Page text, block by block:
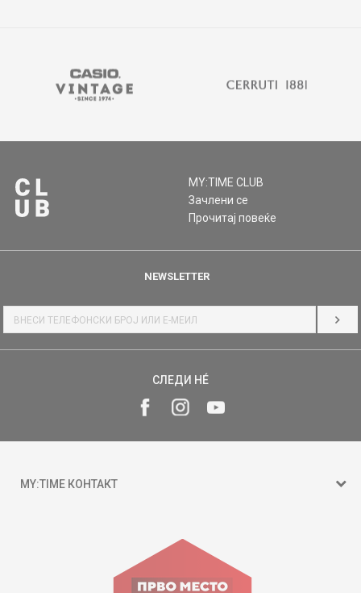
MY:TIME CLUB
Зачлени се
Прочитај повеќе
NEWSLETTER
СЛЕДИ НÉ
MY:TIME КОНТАКТ
ул. Гоце Николовски бр.74 Скопје
contact@mytime.mk